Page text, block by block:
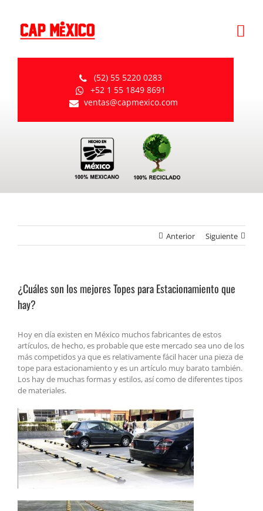
content
(52) 55 5220 0283
+52 1 55 1849 8691
ventas@capmexico.com
Anterior Siguiente
¿Cuáles son los mejores Topes para Estacionamiento que
hay?
Hoy en día existen en México muchos fabricantes de estos
artículos, de hecho, es probable que este mercado sea uno de los
más competidos ya que es relativamente fácil hacer una pieza de
tope para estacionamiento y es un artículo muy barato también.
Los hay de muchas formas y estilos, así como de diferentes tipos
de materiales.